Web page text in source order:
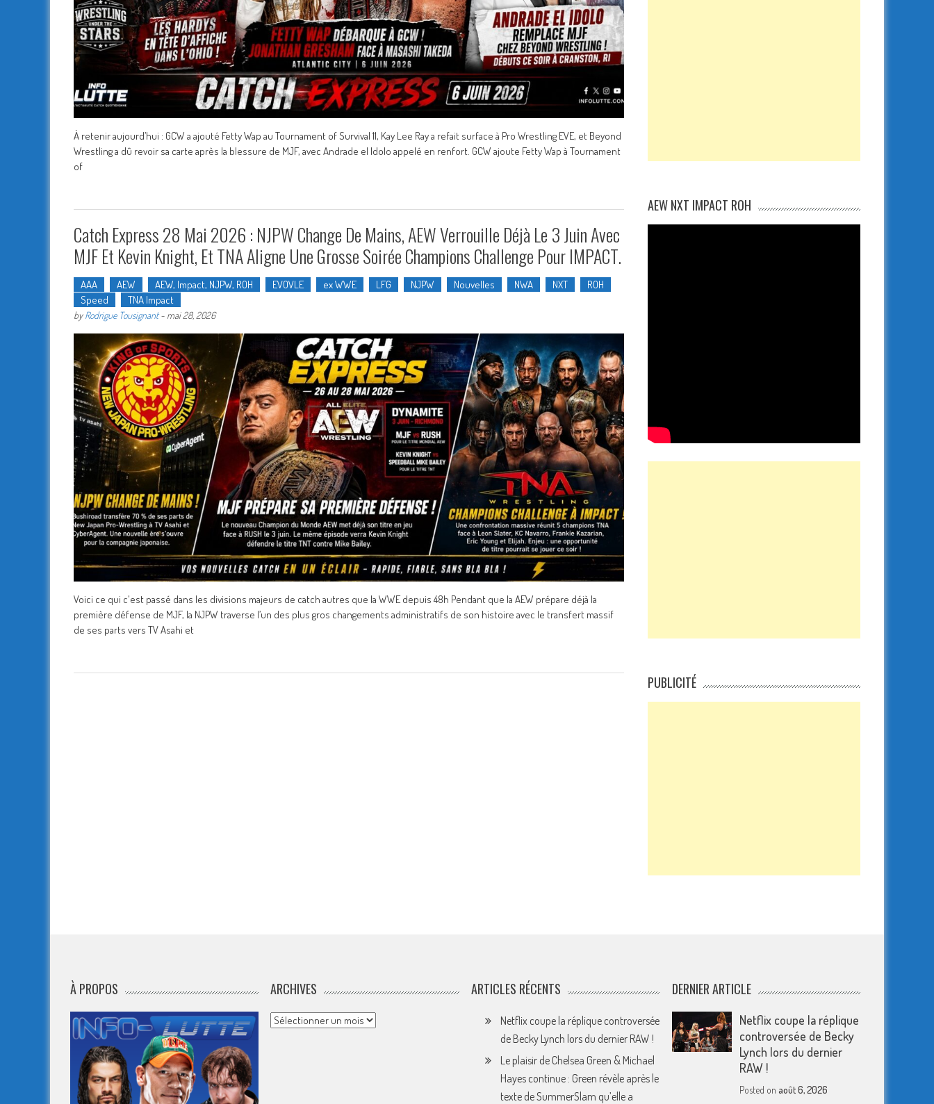
À retenir aujourd’hui : GCW a ajouté Fetty Wap au Tournament of Survival 11, Kay Lee Ray a refait surface à Pro Wrestling EVE, et Beyond
Wrestling a dû revoir sa carte après la blessure de MJF, avec Andrade el Idolo appelé en renfort. GCW ajoute Fetty Wap à Tournament
of
Catch Express 28 Mai 2026 : NJPW Change De Mains, AEW Verrouille Déjà Le 3 Juin Avec
MJF Et Kevin Knight, Et TNA Aligne Une Grosse Soirée Champions Challenge Pour IMPACT.
AAA AEW AEW, Impact, NJPW, ROH EVOVLE ex WWE LFG NJPW Nouvelles NWA NXT
ROH
Speed
TNA Impact
byRodrigue Tousignant- mai 28, 2026
Voici ce qui c'est passé dans les divisions majeurs de catch autres que la WWE depuis 48h Pendant que la AEW prépare déjà la
première défense de MJF, la NJPW traverse l’un des plus gros changements administratifs de son histoire avec le transfert massif
de ses parts vers TV Asahi et
AEW NXT IMPACT ROH
PUBLICITÉ
À PROPOS ARCHIVES
Archives
ARTICLES RÉCENTS
Netflix coupe la réplique controversée
de Becky Lynch lors du dernier RAW !
Le plaisir de Chelsea Green & Michael
Hayes continue : Green révèle après le
texte de SummerSlam qu’elle a
DERNIER ARTICLE
Netflix coupe la réplique
controversée de Becky
Lynch lors du dernier
RAW !
Posted on août 6, 2026